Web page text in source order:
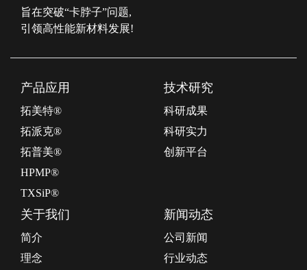
旨在突破“卡脖子”问题,
引领高性能新材料发展!
产品应用
拓美特®
拓派克®
拓普美®
HPMP®
TXSiP®
技术研究
科研成果
科研实力
创新平台
关于我们
简介
理念
新闻动态
公司新闻
行业动态